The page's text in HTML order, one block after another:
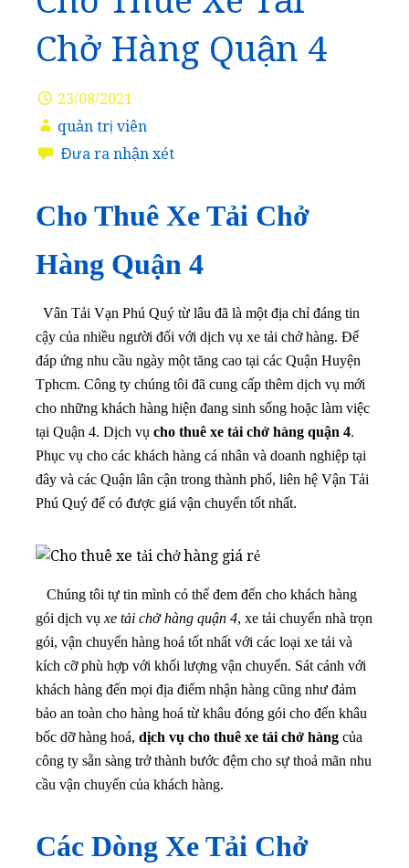
Chở Hàng Quận 4
23/08/2021
quản trị viên
Đưa ra nhận xét
Cho Thuê Xe Tải Chở
Hàng Quận 4
Vân Tải Vạn Phú Quý từ lâu đã là một địa chỉ đáng tin
cậy của nhiều người đối với dịch vụ xe tải chở hàng. Để
đáp ứng nhu cầu ngày một tăng cao tại các Quận Huyện
Tphcm. Công ty chúng tôi đã cung cấp thêm dịch vụ mới
cho những khách hàng hiện đang sinh sống hoặc làm việc
tại Quận 4. Dịch vụ cho thuê xe tải chở hàng quận 4.
Phục vụ cho các khách hàng cá nhân và doanh nghiệp tại
đây và các Quận lân cận trong thành phố, liên hệ Vận Tải
Phú Quý để có được giá vận chuyển tốt nhất.
Chúng tôi tự tin mình có thể đem đến cho khách hàng
gói dịch vụ xe tải chở hàng quận 4, xe tải chuyển nhà trọn
gói, vận chuyển hàng hoá tốt nhất với các loại xe tải và
kích cỡ phù hợp với khối lượng vận chuyển. Sát cánh với
khách hàng đến mọi địa điểm nhận hàng cũng như đảm
bảo an toàn cho hàng hoá từ khâu đóng gói cho đến khâu
bốc dỡ hàng hoá, dịch vụ cho thuê xe tải chở hàng của
công ty sẵn sàng trở thành bước đệm cho sự thoả mãn nhu
cầu vận chuyển của khách hàng.
Các Dòng Xe Tải Chở